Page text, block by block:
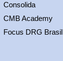
Consolida
CMB Academy
Focus DRG Brasil